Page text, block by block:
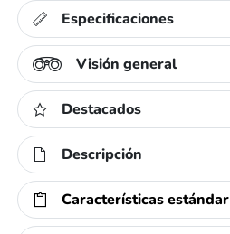
Especificaciones
Visión general
Destacados
Descripción
Características estándar